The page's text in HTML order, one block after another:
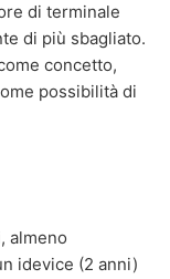
di terminale
di più sbagliato.
concetto,
possibilità di
almeno
idevice (2 anni)